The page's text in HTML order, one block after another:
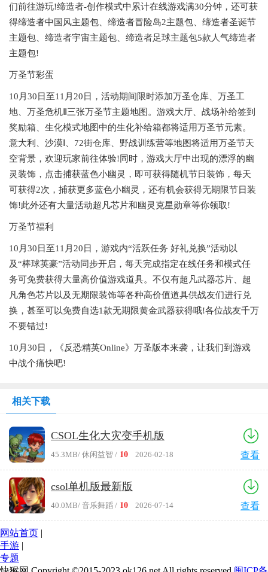
们前往游玩!缔造者-创作模式中累计在线游戏满30分钟，还可获
得缔造者中国风主题包、缔造者冒险岛2主题包、缔造者圣诞节
主题包、缔造者宇宙主题包、缔造者足球主题包5款人气缔造者
主题包!
万圣节彩蛋
10月30日至11月20日，活动期间限时添加万圣仓库、万圣工
地、万圣危机Ⅱ三张万圣节主题地图。游戏大厅、战场补给签到
奖励箱、生化模式地图中的生化补给箱都将适用万圣节元素。
意大利、沙漠Ⅰ、72街仓库、野战训练营等地图将适用万圣节天
空背景，欢迎玩家前往体验!同时，游戏大厅中出现的漂浮的幽
灵装饰，点击捕获蓝色小幽灵，即可获得随机节日装饰，每天
可获得2次，捕获更多蓝色小幽灵，还有机会获得无期限节日装
饰!此外还有大量活动超凡芯片和幽灵克星勋章等你领取!
万圣节福利
10月30日至11月20日，游戏内“活跃任务 好礼兑换”活动以
及“棒球英豪”活动同步开启，每天完成指定在线任务和模式任
务可免费获得大量高价值游戏道具。不仅有超凡武器芯片、超
凡角色芯片以及无期限装饰等各种高价值道具供战友们进行兑
换，甚至可以免费自选1款无期限黄金武器获得哦!各位战友千万
不要错过!
10月30日，《反恐精英Online》万圣版本来袭，让我们到游戏
中战个痛快吧!
相关下载
CSOL生化大灾变手机版
45.3MB/ 休闲益智 / 10 2026-02-18 查看
csol单机版最新版
40.0MB/ 音乐舞蹈 / 10 2026-07-14 查看
网站首页 |
手游 |
专题